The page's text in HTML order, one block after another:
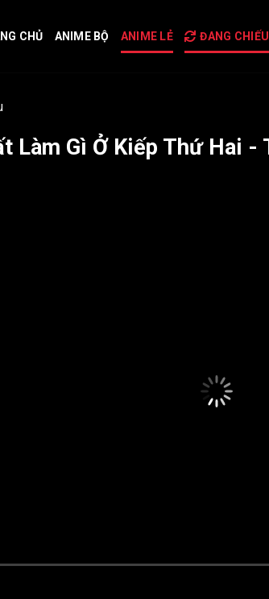
CHỦ ANIME BỘ ANIME LẺ ĐANG CHIẾU
Làm Gì Ở Kiếp Thứ Hai